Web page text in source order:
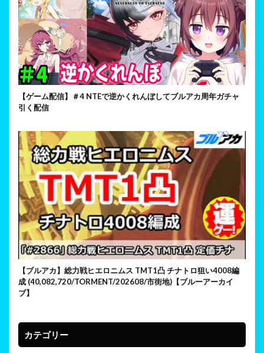
【ゲーム配信】＃4 NTEで逆かくれんぼしてブルアカ周年ガチャ
引く配信
【ブルアカ】総力戦ヒエロニムス TMT1凸 チナトロ狙い4008編
成 (40,082,720/TORMENT/202608/市街地)【ブルーアーカイ
ブ】
カテゴリー